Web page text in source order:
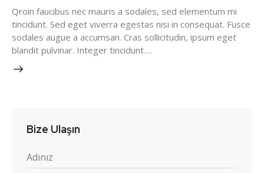
Qroin faucibus nec mauris a sodales, sed elementum mi
tincidunt. Sed eget viverra egestas nisi in consequat. Fusce
sodales augue a accumsan. Cras sollicitudin, ipsum eget
blandit pulvinar. Integer tincidunt.…
Bize Ulaşın